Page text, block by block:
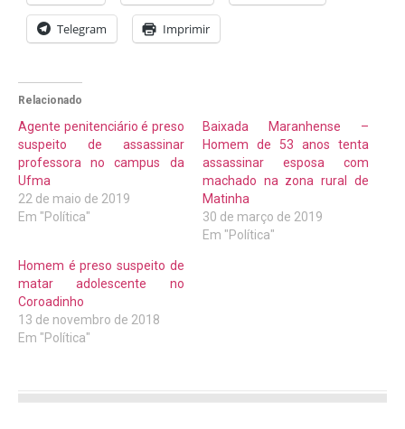
Telegram Imprimir
Relacionado
Agente penitenciário é preso
suspeito de assassinar
professora no campus da
Ufma
22 de maio de 2019
Em "Política"
Baixada Maranhense –
Homem de 53 anos tenta
assassinar esposa com
machado na zona rural de
Matinha
30 de março de 2019
Em "Política"
Homem é preso suspeito de
matar adolescente no
Coroadinho
13 de novembro de 2018
Em "Política"